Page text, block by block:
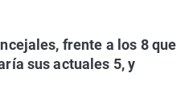
frente a los 8 que
sus actuales 5, y